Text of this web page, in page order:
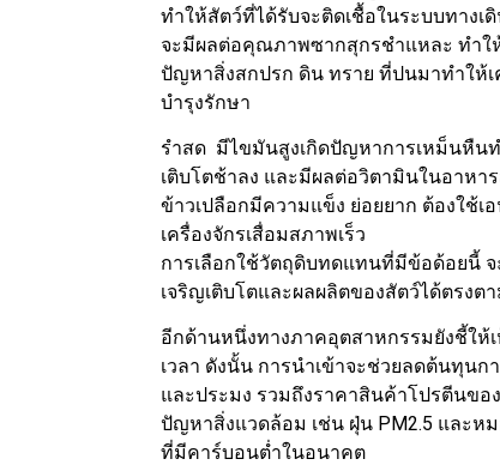
ทำให้สัตว์ที่ได้รับจะติดเชื้อในระบบทาง
จะมีผลต่อคุณภาพซากสุกรชำแหละ ทำใ
ปัญหาสิ่งสกปรก ดิน ทราย ที่ปนมาทำให้เ
บำรุงรักษา
รำสด มีไขมันสูงเกิดปัญหาการเหม็นหืน
เติบโตช้าลง และมีผลต่อวิตามินในอาหา
ข้าวเปลือกมีความแข็ง ย่อยยาก ต้องใช้
เครื่องจักรเสื่อมสภาพเร็ว
การเลือกใช้วัตถุดิบทดแทนที่มีข้อด้อยนี้ จ
เจริญเติบโตและผลผลิตของสัตว์ได้ตรง
อีกด้านหนึ่งทางภาคอุตสาหกรรมยังชี้ให้
เวลา ดังนั้น การนำเข้าจะช่วยลดต้นทุน
และประมง รวมถึงราคาสินค้าโปรตีนข
ปัญหาสิ่งแวดล้อม เช่น ฝุ่น PM2.5 และ
ที่มีคาร์บอนต่ำในอนาคต